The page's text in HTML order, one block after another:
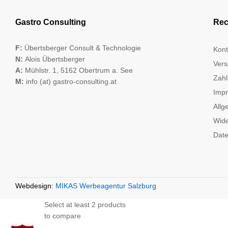
Gastro Consulting
F: Übertsberger Consult & Technologie
N: Alois Übertsberger
A: Mühlstr. 1, 5162 Obertrum a. See
M: info (at) gastro-consulting.at
Webdesign: MIKAS Werbeagentur Salzburg
Select at least 2 products
to compare